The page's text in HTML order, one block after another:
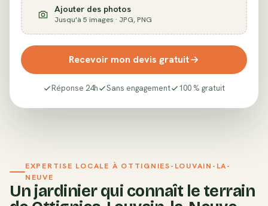
Ajouter des photos
Jusqu'à 5 images · JPG, PNG
Recevoir mon devis gratuit
Réponse 24h Sans engagement 100 % gratuit
EXPERTISE LOCALE À OTTIGNIES-LOUVAIN-LA-
NEUVE
Un jardinier qui connaît le terrain